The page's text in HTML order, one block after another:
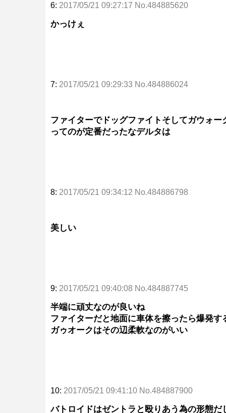
6: 2017/05/21 09:27:17 No.484885620
かっけぇ
7: 2017/05/21 09:29:33 No.484886024
ファイターでドッグファイトそしてガウォ
ってのが定番だったなデルタは
8: 2017/05/21 09:34:12 No.484886798
美しい
9: 2017/05/21 09:40:08 No.484887745
半端に頑丈なのが良いね
ファイターだと地面に車体を擦ったら爆発す
ガゥオークはその辺柔軟なのがいい
10: 2017/05/21 09:41:10 No.484887900
バトロイドはゼントラと殴りあう為の形態だ